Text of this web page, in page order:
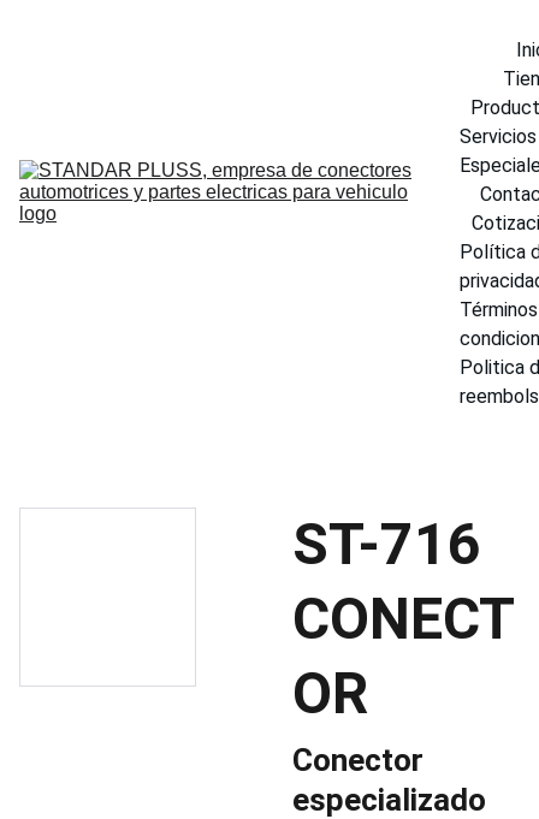
Servicios
Política
Politica
ST-716
CONECT
OR
Conector
especializado